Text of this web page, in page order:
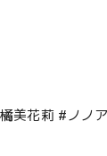
美花莉 #ノノ